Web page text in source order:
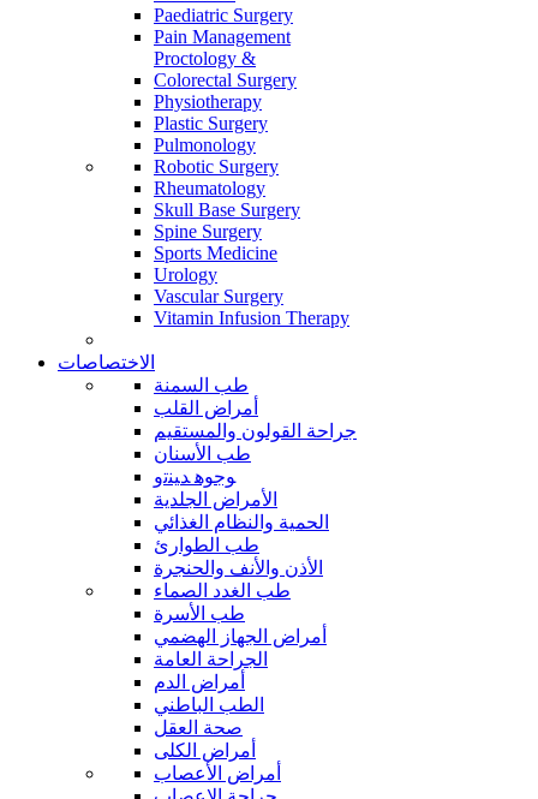
Paediatric Surgery
Pain Management
Proctology &
Colorectal Surgery
Physiotherapy
Plastic Surgery
Pulmonology
Robotic Surgery
Rheumatology
Skull Base Surgery
Spine Surgery
Sports Medicine
Urology
Vascular Surgery
Vitamin Infusion Therapy
الاختصاصات
طب السمنة
أمراض القلب
جراحة القولون والمستقيم
طب الأسنان
ﻮﺟﻮﻫ ﺪﻴﻨﺗﻭ
الأمراض الجلدية
الحمية والنظام الغذائي
طب الطوارئ
الأذن والأنف والحنجرة
طب الغدد الصماء
طب الأسرة
أمراض الجهاز الهضمي
الجراحة العامة
أمراض الدم
الطب الباطني
صحة العقل
أمراض الكلى
أمراض الأعصاب